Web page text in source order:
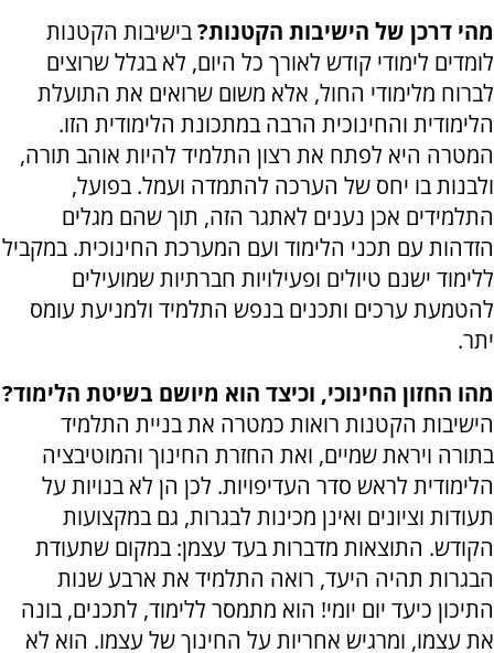
מהי דרכן של הישיבות הקטנות?בישיבות הקטנות
לומדים לימודי קודש לאורך כל היום, לא בגלל שרוצים
לברוח מלימודי החול, אלא משום שרואים את התועלת
הלימודית והחינוכית הרבה במתכונת הלימודית הזו.
המטרה היא לפתח את רצון התלמיד להיות אוהב תורה,
ולבנות בו יחס של הערכה להתמדה ועמל. בפועל,
התלמידים אכן נענים לאתגר הזה, תוך שהם מגלים
הזדהות עם תכני הלימוד ועם המערכת החינוכית. במקביל
ללימוד ישנם טיולים ופעילויות חברתיות שמועילים
להטמעת ערכים ותכנים בנפש התלמיד ולמניעת עומס
יתר.
מהו החזון החינוכי, וכיצד הוא מיושם בשיטת הלימוד?
הישיבות הקטנות רואות כמטרה את בניית התלמיד
בתורה ויראת שמיים, ואת החזרת החינוך והמוטיבציה
הלימודית לראש סדר העדיפויות. לכן הן לא בנויות על
תעודות וציונים ואינן מכינות לבגרות, גם במקצועות
הקודש. התוצאות מדברות בעד עצמן: במקום שתעודת
הבגרות תהיה היעד, רואה התלמיד את ארבע שנות
התיכון כיעד יום יומי! הוא מתמסר ללימוד, לתכנים, בונה
את עצמו, ומרגיש אחריות על החינוך של עצמו. הוא לא